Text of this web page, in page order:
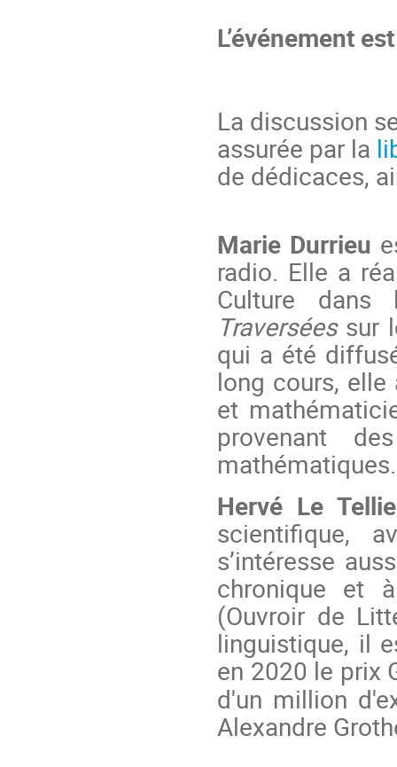
L’événement
La discussion
assurée par la
de dédicaces,
Marie Durrieu
radio. Elle a
Culture
Traverséessur
qui a été
long cours,
et
provenant
Hervé Le
scientifique,
s’intéresse
chronique et
(Ouvroir de
linguistique, il
en 2020 le prix
d'un million
Alexandre